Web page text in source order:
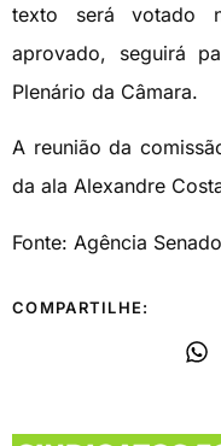
texto será votado
aprovado, seguirá
Plenário da Câmara.
A reunião da
da ala Alexandre
Fonte: Agência Senado
COMPARTILHE: